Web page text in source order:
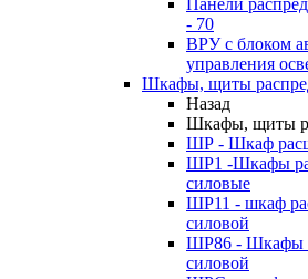
Панели
- 70
ВРУ с блоком
управления
Шкафы, щиты
Назад
Шкафы, щиты
ШР - Шкаф
ШР1 -Шкафы
силовые
ШР11 - шкаф
силовой
ШР86 - Шкафы
силовой